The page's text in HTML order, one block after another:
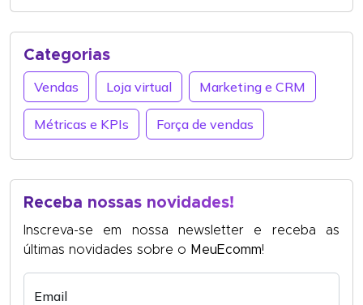
Categorias
Vendas
Loja virtual Marketing e CRM
Métricas e KPIs Força de vendas
Receba nossas novidades!
Inscreva-se em nossa newsletter e receba as
últimas novidades sobre o MeuEcomm!
Email